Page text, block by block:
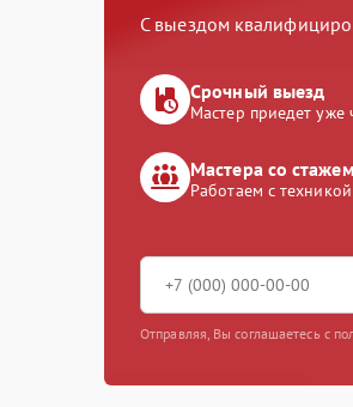
С выездом
Срочный выезд
Мастер приедет уже
Мастера со
Работаем с
Отправляя, Вы соглашаетесь с